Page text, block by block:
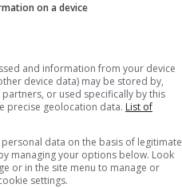
bellezza, mentre
sono a conoscenza
North Carolina,
Prende il
faro. Visto
on a device
and information from your device
device data) may be stored by,
or used specifically by this
precise geolocation data. List of
data on the basis of legitimate
managing your options below. Look
or in the site menu to manage or
settings.